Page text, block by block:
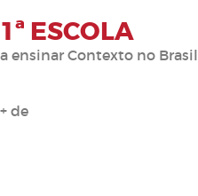
1ª ESCOLA
a ensinar Contexto no Brasil
+ de